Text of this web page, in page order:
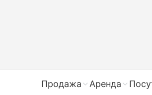
Продажа Аренда